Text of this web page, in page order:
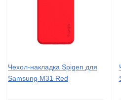
Чехол-накладка Spigen для
Samsung M31 Red